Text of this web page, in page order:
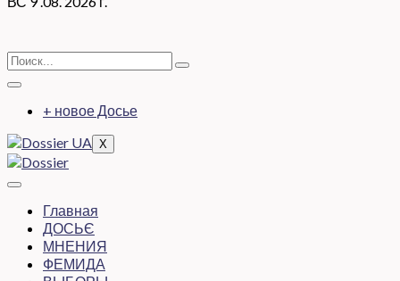
+ новое Досье
X
Главная
ДОСЬЄ
МНЕНИЯ
ФЕМИДА